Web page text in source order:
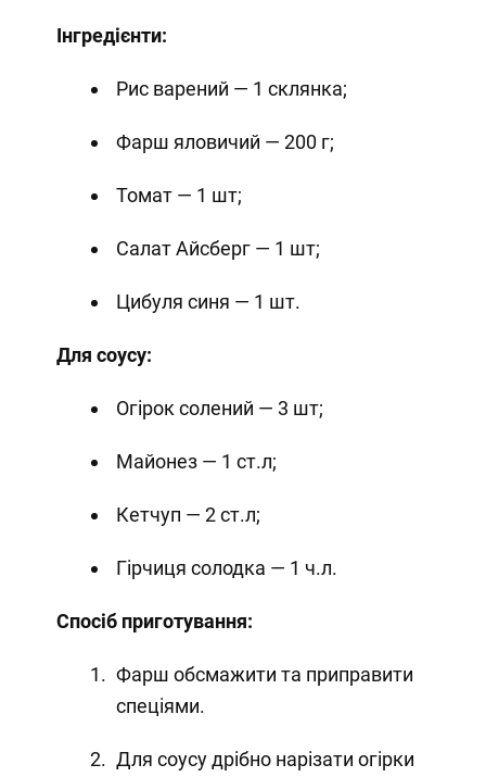
Інгредієнти:
Рис варений — 1 склянка;
Фарш яловичий — 200 г;
Томат — 1 шт;
Салат Айсберг — 1 шт;
Цибуля синя — 1 шт.
Для соусу:
Огірок солений — 3 шт;
Майонез — 1 ст.л;
Кетчуп — 2 ст.л;
Гірчиця солодка — 1 ч.л.
Спосіб приготування:
Фарш обсмажити та приправити
спеціями.
Для соусу дрібно нарізати огірки